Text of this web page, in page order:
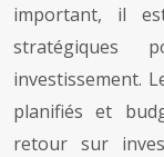
important, il
investissement.
planifiés et
retour sur